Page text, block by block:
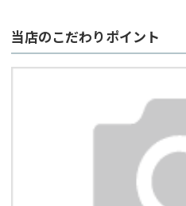
当店のこだわりポイント